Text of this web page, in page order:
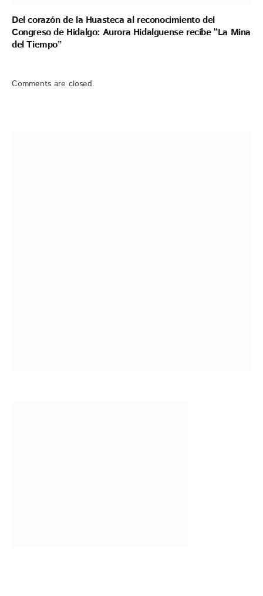
Del corazón de la Huasteca al reconocimiento del
Congreso de Hidalgo: Aurora Hidalguense recibe “La Mina
del Tiempo”
Comments are closed.